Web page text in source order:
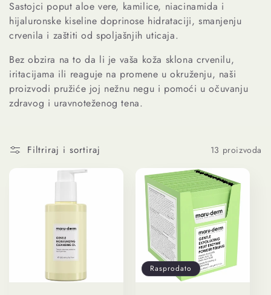
:
Sastojci poput aloe vere, kamilice, niacinamida i
hijaluronske kiseline doprinose hidrataciji, smanjenju
crvenila i zaštiti od spoljašnjih uticaja.
Bez obzira na to da li je vaša koža sklona crvenilu,
iritacijama ili reaguje na promene u okruženju, naši
proizvodi pružiće joj nežnu negu i pomoći u očuvanju
zdravog i uravnoteženog tena.
Filtriraj i sortiraj 13 proizvoda
Rasprodato